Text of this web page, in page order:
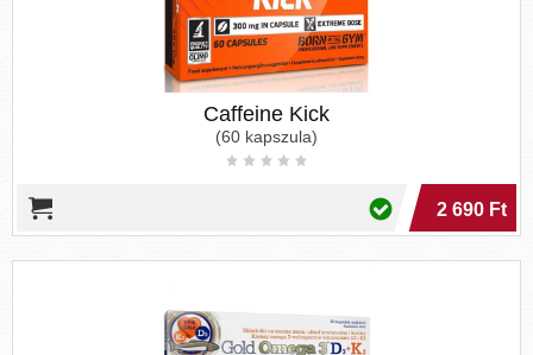
Caffeine Kick
(60 kapszula)
2 690 Ft